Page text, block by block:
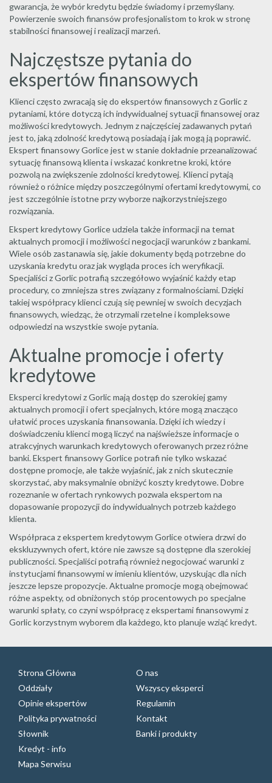
gwarancja, że wybór kredytu będzie świadomy i przemyślany.
Powierzenie swoich finansów profesjonalistom to krok w stronę
stabilności finansowej i realizacji marzeń.
Najczęstsze pytania do
ekspertów finansowych
Klienci często zwracają się do ekspertów finansowych z Gorlic z
pytaniami, które dotyczą ich indywidualnej sytuacji finansowej oraz
możliwości kredytowych. Jednym z najczęściej zadawanych pytań
jest to, jaką zdolność kredytową posiadają i jak mogą ją poprawić.
Ekspert finansowy Gorlice jest w stanie dokładnie przeanalizować
sytuację finansową klienta i wskazać konkretne kroki, które
pozwolą na zwiększenie zdolności kredytowej. Klienci pytają
również o różnice między poszczególnymi ofertami kredytowymi, co
jest szczególnie istotne przy wyborze najkorzystniejszego
rozwiązania.
Ekspert kredytowy Gorlice udziela także informacji na temat
aktualnych promocji i możliwości negocjacji warunków z bankami.
Wiele osób zastanawia się, jakie dokumenty będą potrzebne do
uzyskania kredytu oraz jak wygląda proces ich weryfikacji.
Specjaliści z Gorlic potrafią szczegółowo wyjaśnić każdy etap
procedury, co zmniejsza stres związany z formalnościami. Dzięki
takiej współpracy klienci czują się pewniej w swoich decyzjach
finansowych, wiedząc, że otrzymali rzetelne i kompleksowe
odpowiedzi na wszystkie swoje pytania.
Aktualne promocje i oferty
kredytowe
Eksperci kredytowi z Gorlic mają dostęp do szerokiej gamy
aktualnych promocji i ofert specjalnych, które mogą znacząco
ułatwić proces uzyskania finansowania. Dzięki ich wiedzy i
doświadczeniu klienci mogą liczyć na najświeższe informacje o
atrakcyjnych warunkach kredytowych oferowanych przez różne
banki. Ekspert finansowy Gorlice potrafi nie tylko wskazać
dostępne promocje, ale także wyjaśnić, jak z nich skutecznie
skorzystać, aby maksymalnie obniżyć koszty kredytowe. Dobre
rozeznanie w ofertach rynkowych pozwala ekspertom na
dopasowanie propozycji do indywidualnych potrzeb każdego
klienta.
Współpraca z ekspertem kredytowym Gorlice otwiera drzwi do
ekskluzywnych ofert, które nie zawsze są dostępne dla szerokiej
publiczności. Specjaliści potrafią również negocjować warunki z
instytucjami finansowymi w imieniu klientów, uzyskując dla nich
jeszcze lepsze propozycje. Aktualne promocje mogą obejmować
różne aspekty, od obniżonych stóp procentowych po specjalne
warunki spłaty, co czyni współpracę z ekspertami finansowymi z
Gorlic korzystnym wyborem dla każdego, kto planuje wziąć kredyt.
Strona Główna
O nas
Oddziały
Wszyscy eksperci
Opinie ekspertów
Regulamin
Polityka prywatności
Kontakt
Słownik
Banki i produkty
Kredyt - info
Mapa Serwisu